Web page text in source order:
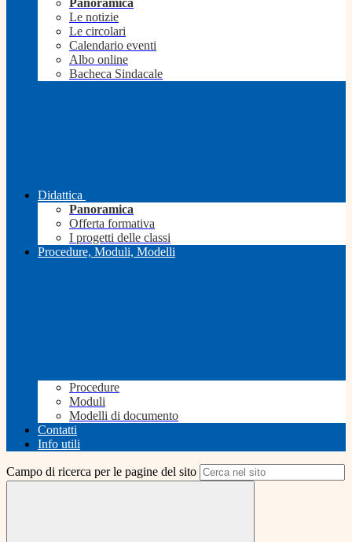
Panoramica
Le notizie
Le circolari
Calendario eventi
Albo online
Bacheca Sindacale
Didattica
Panoramica
Offerta formativa
I progetti delle classi
Procedure, Moduli, Modelli
Procedure
Moduli
Modelli di documento
Contatti
Info utili
Campo di ricerca per le pagine del sito